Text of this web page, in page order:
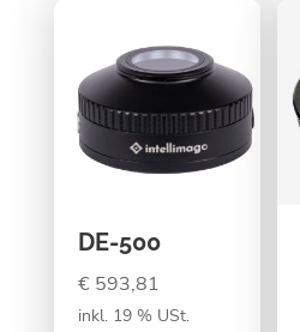
DE-500
€593,81
inkl. 19 % USt.